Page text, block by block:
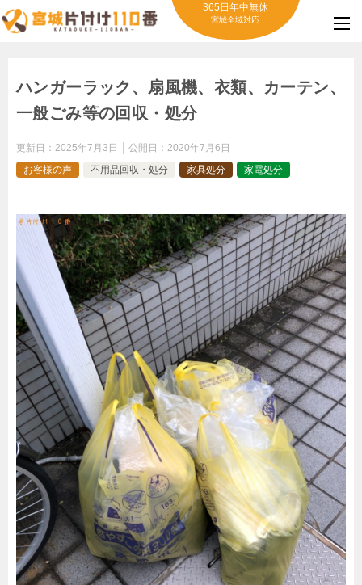
365日年中無休
宮城全域対応
ハンガーラック、扇風機、衣類、カーテン、
一般ごみ等の回収・処分
更新日： 2025年7月3日 公開日： 2020年7月6日
お客様の声
不用品回収・処分 家具処分 家電処分